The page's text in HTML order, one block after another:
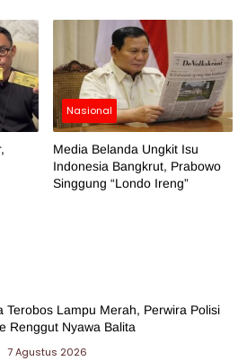
Nasional
Media Belanda Ungkit Isu
Indonesia Bangkrut, Prabowo
Singgung “Londo Ireng”
Terobos Lampu Merah, Perwira Polisi
Renggut Nyawa Balita
7 Agustus 2026